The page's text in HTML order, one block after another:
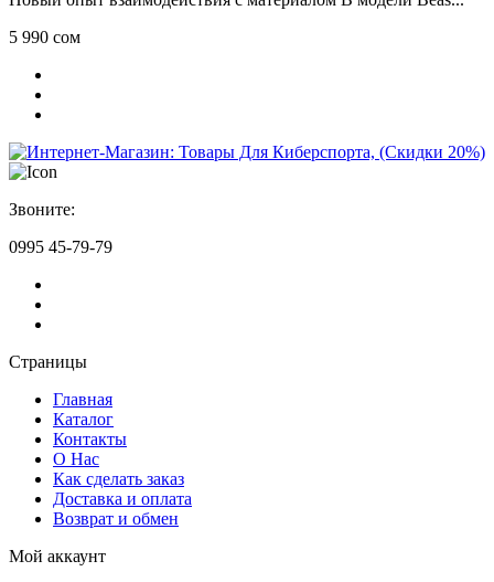
5 990 сом
Звоните:
0995 45-79-79
Страницы
Главная
Каталог
Контакты
О Нас
Как сделать заказ
Доставка и оплата
Возврат и обмен
Мой аккаунт